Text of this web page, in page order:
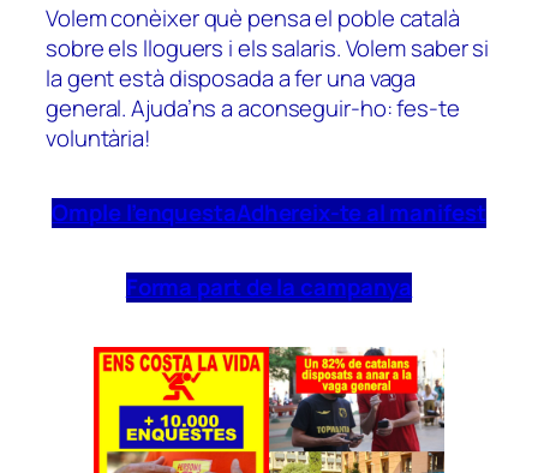
Volem conèixer què pensa el poble català
sobre els lloguers i els salaris. Volem saber si
la gent està disposada a fer una vaga
general. Ajuda’ns a aconseguir-ho: fes-te
voluntària!
Omple l’enquestaAdhereix-te al manifest
Forma part de la campanya